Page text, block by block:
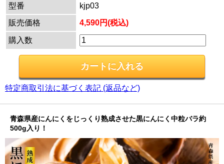
型番
kjp03
販売価格
4,590円(税込)
購入数
特定商取引法に基づく表記 (返品など)
青森県産にんにくをじっくり熟成させた黒にんにく中粒バラ約
500g入り！